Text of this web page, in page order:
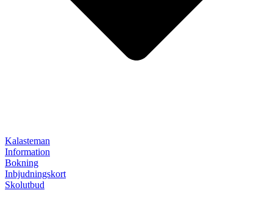
Kalasteman
Information
Bokning
Inbjudningskort
Skolutbud